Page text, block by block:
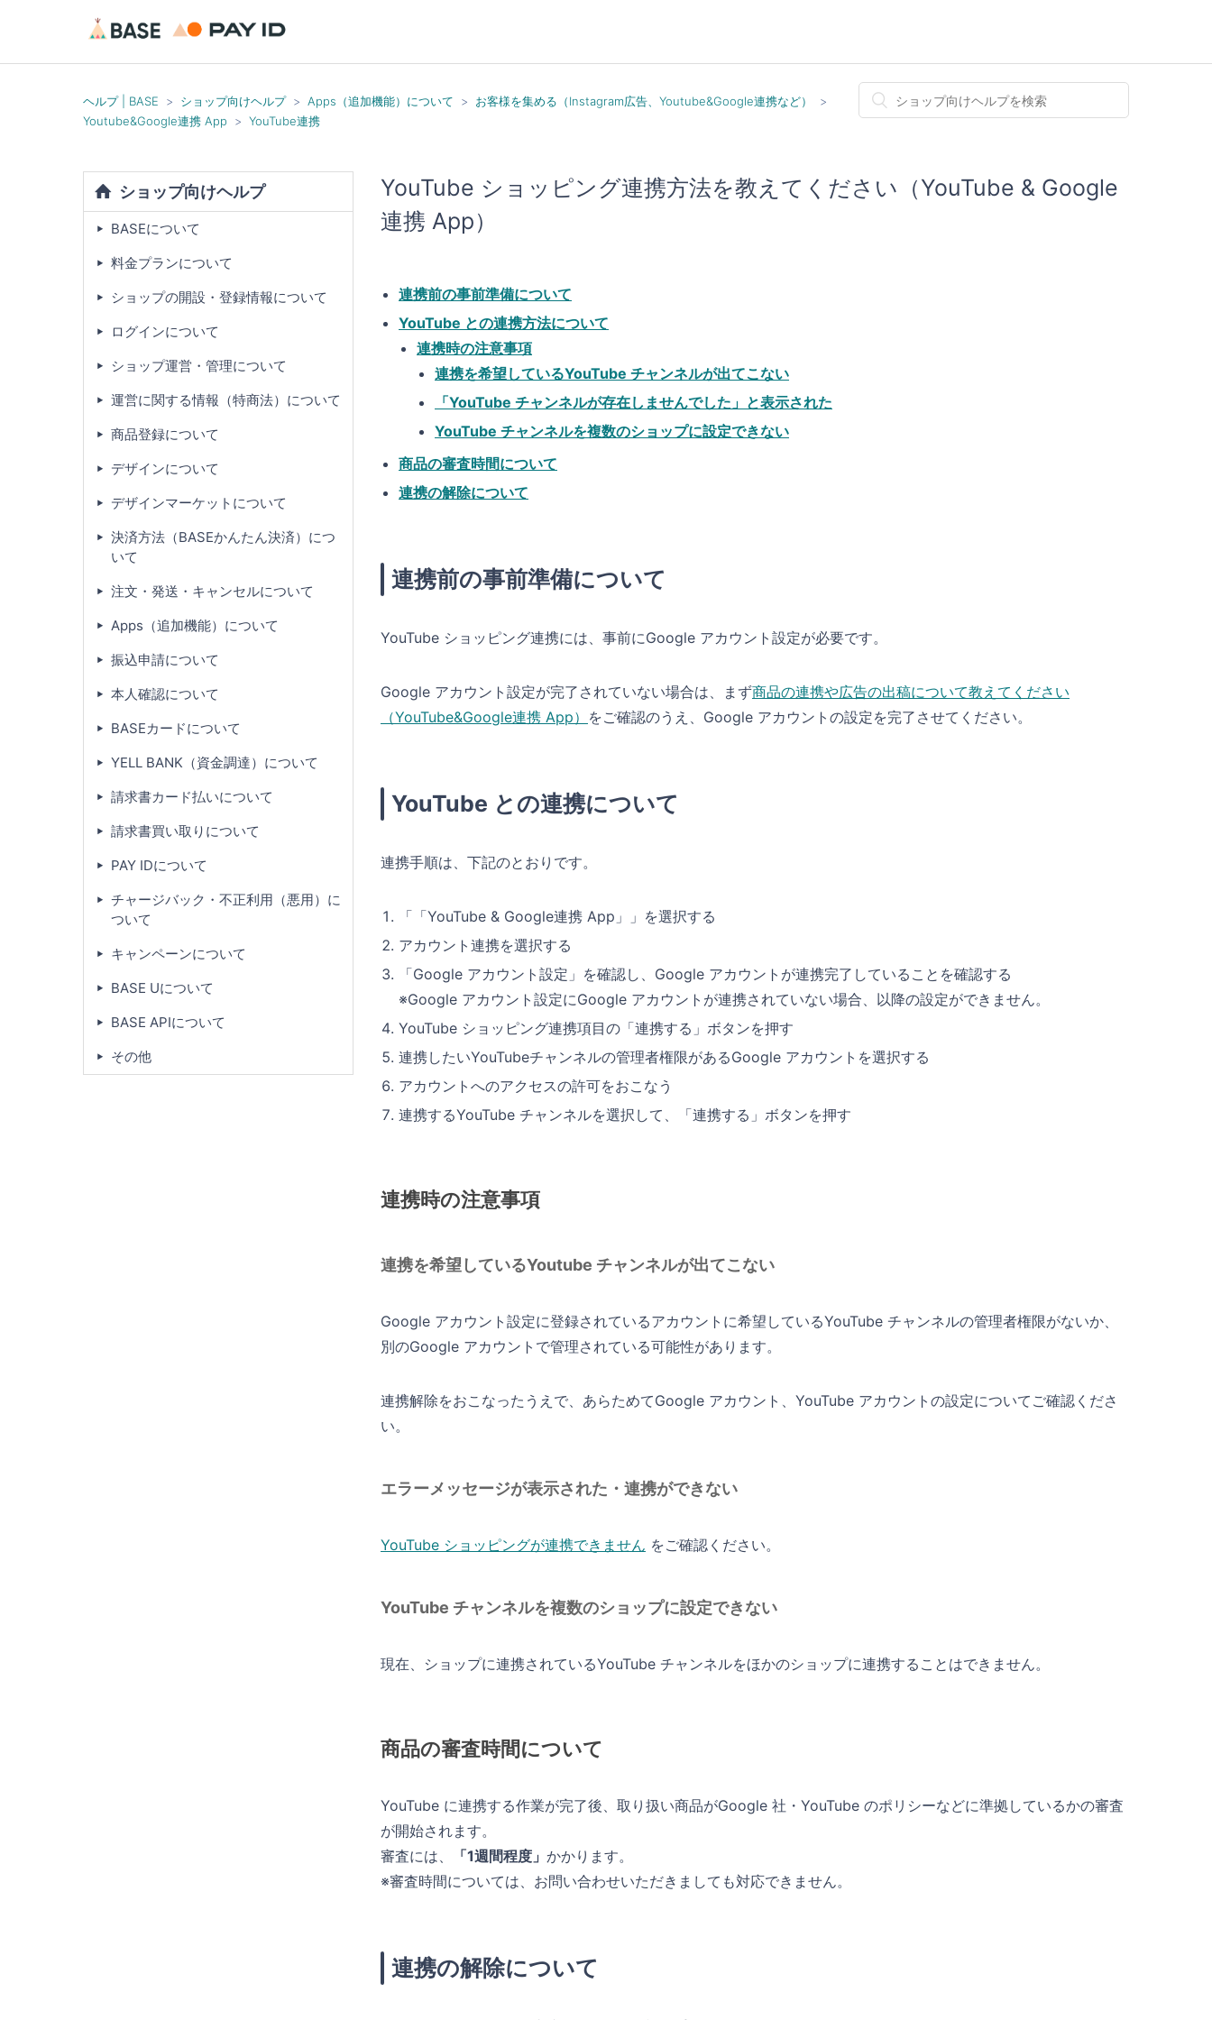
ヘルプ | BASE ショップ向けヘルプ Apps（追加機能）について
お客様を集める（Instagram広告、Youtube&Google連携など）
Youtube&Google連携 App
YouTube連携
YouTube ショッピング連携方法を教えてください（YouTube & Google
連携 App）
連携前の事前準備について
YouTube との連携方法について
連携時の注意事項
連携を希望しているYouTube チャンネルが出てこない
「YouTube チャンネルが存在しませんでした」と表示された
YouTube チャンネルを複数のショップに設定できない
商品の審査時間について
連携の解除について
連携前の事前準備について
YouTube ショッピング連携には、事前にGoogle アカウント設定が必要です。
Google アカウント設定が完了されていない場合は、まず商品の連携や広告の出稿について教えてください
（YouTube&Google連携 App） をご確認のうえ、Google アカウントの設定を完了させてください。
YouTube との連携について
連携手順は、下記のとおりです。
「「YouTube & Google連携 App」」を選択する
アカウント連携を選択する
「Google アカウント設定」を確認し、Google アカウントが連携完了していることを確認する
※Google アカウント設定にGoogle アカウントが連携されていない場合、以降の設定ができません。
YouTube ショッピング連携項目の「連携する」ボタンを押す
連携したいYouTubeチャンネルの管理者権限があるGoogle アカウントを選択する
アカウントへのアクセスの許可をおこなう
連携するYouTube チャンネルを選択して、「連携する」ボタンを押す
連携時の注意事項
連携を希望しているYoutube チャンネルが出てこない
Google アカウント設定に登録されているアカウントに希望しているYouTube チャンネルの管理者権限がないか、
別のGoogle アカウントで管理されている可能性があります。
連携解除をおこなったうえで、あらためてGoogle アカウント、YouTube アカウントの設定についてご確認くださ
い。
エラーメッセージが表示された・連携ができない
YouTube ショッピングが連携できません をご確認ください。
YouTube チャンネルを複数のショップに設定できない
現在、ショップに連携されているYouTube チャンネルをほかのショップに連携することはできません。
商品の審査時間について
YouTube に連携する作業が完了後、取り扱い商品がGoogle 社・YouTube のポリシーなどに準拠しているかの審査
が開始されます。
審査には、
「1週間程度」 かかります。
※審査時間については、お問い合わせいただきましても対応できません。
連携の解除について
ショップ向けヘルプ
BASEについて
料金プランについて
ショップの開設・登録情報について
ログインについて
ショップ運営・管理について
運営に関する情報（特商法）について
商品登録について
デザインについて
デザインマーケットについて
決済方法（BASEかんたん決済）につ
いて
注文・発送・キャンセルについて
Apps（追加機能）について
振込申請について
本人確認について
BASEカードについて
YELL BANK（資金調達）について
請求書カード払いについて
請求書買い取りについて
PAY IDについて
チャージバック・不正利用（悪用）に
ついて
キャンペーンについて
BASE Uについて
BASE APIについて
その他